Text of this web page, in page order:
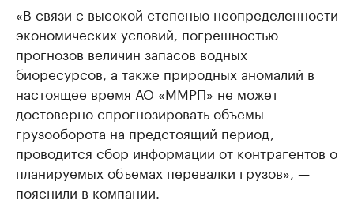
«В связи с высокой степенью неопределенности
экономических условий, погрешностью
прогнозов величин запасов водных
биоресурсов, а также природных аномалий в
настоящее время АО «ММРП» не может
достоверно спрогнозировать объемы
грузооборота на предстоящий период,
проводится сбор информации от контрагентов о
планируемых объемах перевалки грузов», —
пояснили в компании.